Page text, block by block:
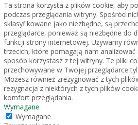
Ta strona korzysta z plików cookie, aby
podczas przeglądania witryny. Spośród
sklasyfikowane jako niezbędne, są
przeglądarce, ponieważ są niezbędne do
funkcji strony internetowej. Używamy
trzecich, które pomagają nam analizować
sposób korzystasz z tej witryny. Te pliki
przechowywane w Twojej przeglądarce
Możesz również zrezygnować z tych
rezygnacja z niektórych z tych plików
komfort przeglądania.
Wymagane
Wymagane